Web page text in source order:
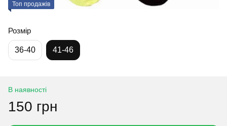
Топ продажів
Розмір
36-40 41-46
В наявності
150 грн